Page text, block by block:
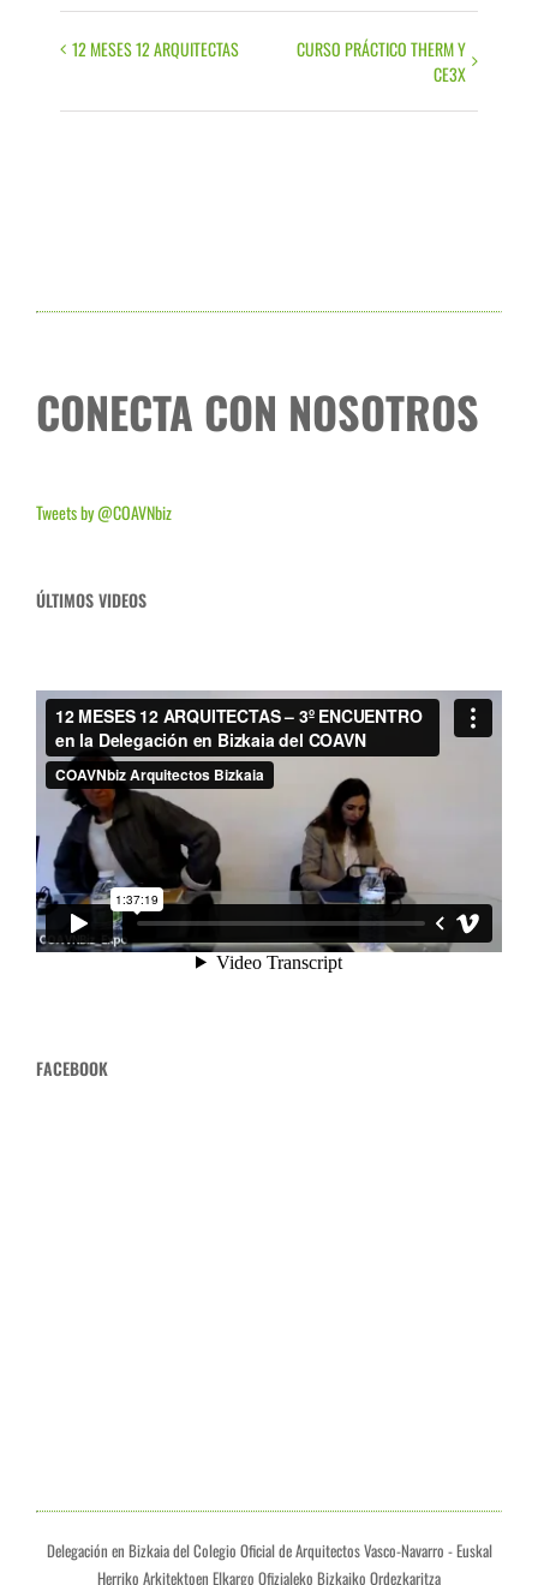
Evento
12 MESES 12 ARQUITECTAS
CURSO PRÁCTICO THERM Y
CE3X
CONECTA CON NOSOTROS
Tweets by @COAVNbiz
ÚLTIMOS VIDEOS
FACEBOOK
Delegación en Bizkaia del Colegio Oficial de Arquitectos Vasco-Navarro - Euskal
Herriko Arkitektoen Elkargo Ofizialeko Bizkaiko Ordezkaritza